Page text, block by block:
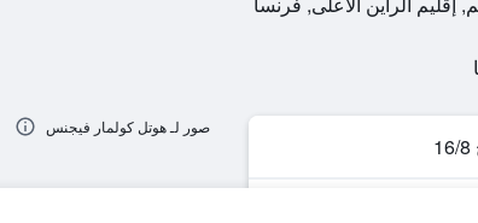
صور لـ هوتل كولمار فيجنس